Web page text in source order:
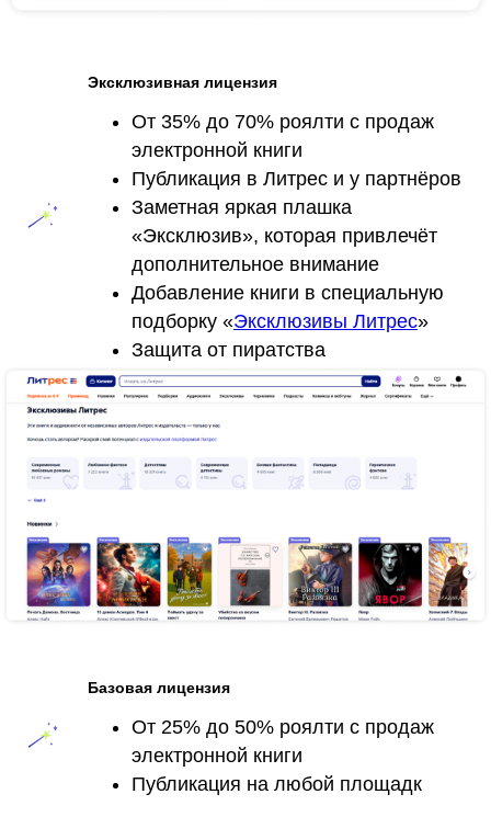
Эксклюзивная лицензия
От 35% до 70% роялти с продаж
электронной книги
Публикация в Литрес и у партнёров
Заметная яркая плашка
«Эксклюзив», которая привлечёт
дополнительное внимание
Добавление книги в специальную
подборку «Эксклюзивы Литрес»
Защита от пиратства
Базовая лицензия
От 25% до 50% роялти с продаж
электронной книги
Публикация на любой площадк